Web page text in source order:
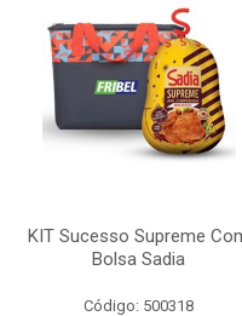
KIT Sucesso Supreme
Bolsa Sadia
Código: 500318